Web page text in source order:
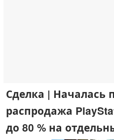
Сделка | Началась
распродажа
до 80 % на